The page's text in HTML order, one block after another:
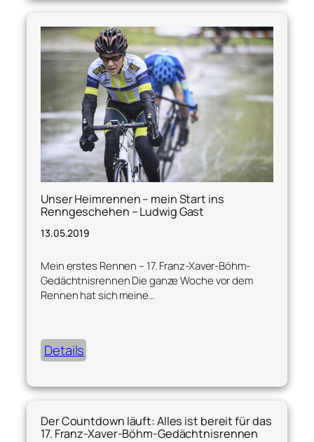
Unser Heimrennen – mein Start ins
Renngeschehen – Ludwig Gast
13.05.2019
Mein erstes Rennen – 17. Franz-Xaver-Böhm-
Gedächtnisrennen Die ganze Woche vor dem
Rennen hat sich meine…
Details
Der Countdown läuft: Alles ist bereit für das
17. Franz-Xaver-Böhm-Gedächtnisrennen